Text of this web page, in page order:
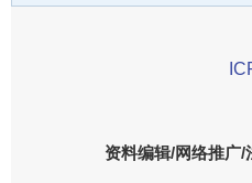
资料编辑/网络推广/